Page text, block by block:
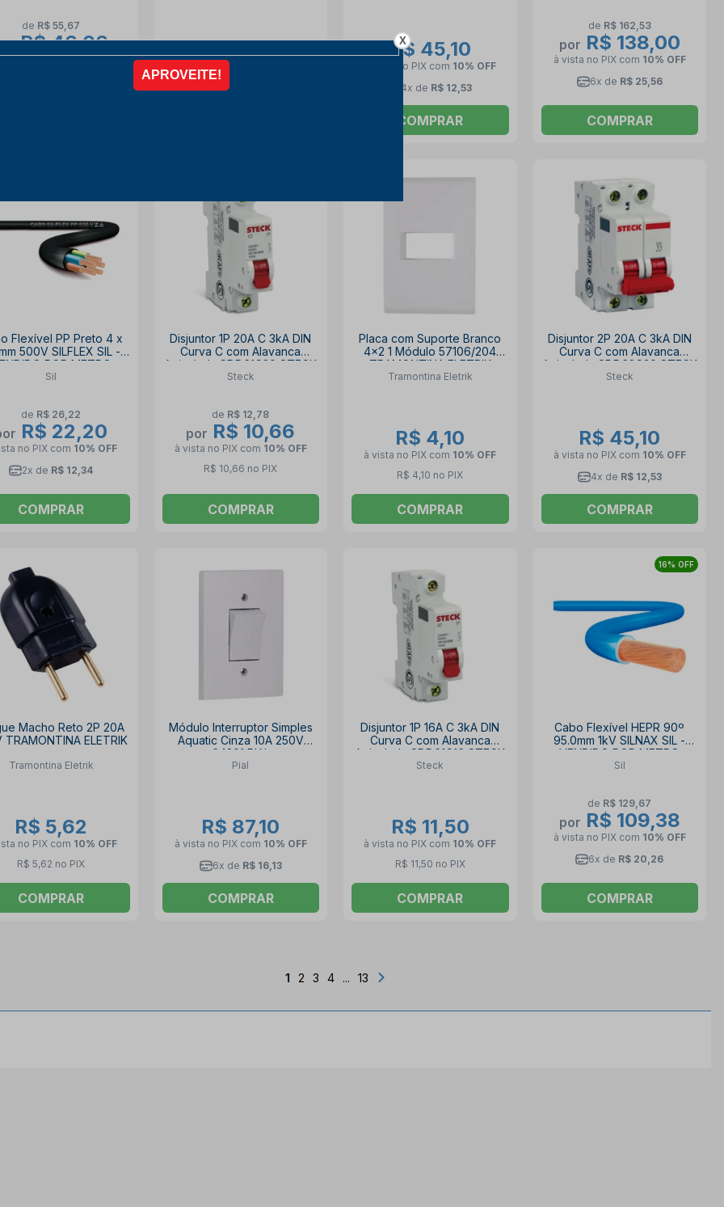
de R$ 55,67
R$ 46,06
no PIXcom10% OFF
à vista no PIX
R$ 6,42 no PIX
R$ 45,10
à vista no PIX com 10% OFF
4x de R$ 12,53
COMPRAR
de R$ 162,53
por R$ 138,00
à vista no PIX com 10% OFF
6x de R$ 25,56
COMPRAR
Flexível PP Preto 4 x
500V SILFLEX SIL -
POR METRO
Sil
de R$ 26,22
R$ 22,20
no PIX com 10% OFF
2x de R$ 12,34
COMPRAR
Disjuntor 1P 20A C 3kA DIN
Curva C com Alavanca
Articulada SDD61C20 STECK
Steck
de R$ 12,78
por R$ 10,66
à vista no PIX com 10% OFF
R$ 10,66 no PIX
COMPRAR
Placa com Suporte Branco
4x2 1 Módulo 57106/204
TRAMONTINA ELETRIK
Tramontina Eletrik
R$ 4,10
à vista no PIX com 10% OFF
R$ 4,10 no PIX
COMPRAR
Disjuntor 2P 20A C 3kA DIN
Curva C com Alavanca
Articulada SDD62C20 STECK
Steck
R$ 45,10
à vista no PIX com 10% OFF
4x de R$ 12,53
COMPRAR
Macho Reto 2P 20A
TRAMONTINA ELETRIK
Tramontina Eletrik
R$ 5,62
no PIX com 10% OFF
R$ 5,62 no PIX
COMPRAR
Módulo Interruptor Simples
Aquatic Cinza 10A 250V
64201 PIAL
Pial
R$ 87,10
à vista no PIX com 10% OFF
6x de R$ 16,13
COMPRAR
Disjuntor 1P 16A C 3kA DIN
Curva C com Alavanca
Articulada SDD61C16 STECK
Steck
R$ 11,50
à vista no PIX com 10% OFF
R$ 11,50 no PIX
COMPRAR
16% OFF
Cabo Flexível HEPR 90º
95.0mm 1kV SILNAX SIL -
VENDIDO POR METRO
Sil
de R$ 129,67
por R$ 109,38
à vista no PIX com 10% OFF
6x de R$ 20,26
COMPRAR
1 2 3 4 ... 13
X